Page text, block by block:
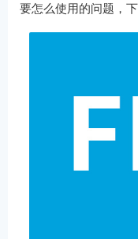
要怎么使用的问题，